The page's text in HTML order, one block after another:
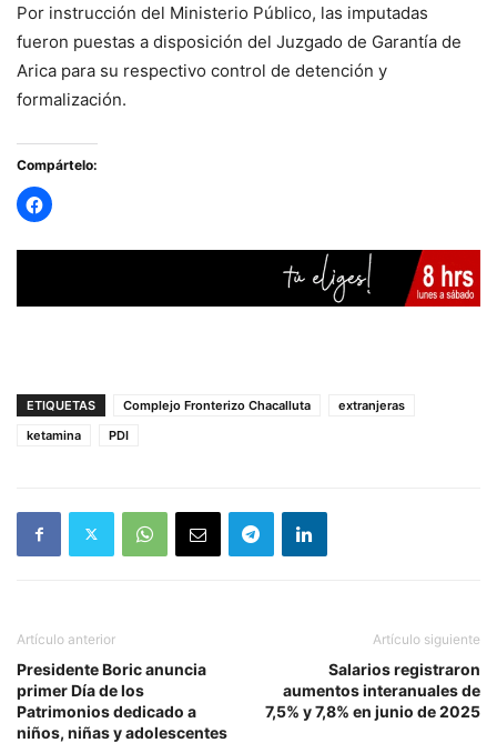
Por instrucción del Ministerio Público, las imputadas
fueron puestas a disposición del Juzgado de Garantía de
Arica para su respectivo control de detención y
formalización.
Compártelo:
ETIQUETAS Complejo Fronterizo Chacalluta
extranjeras
ketamina
PDI
Artículo anterior
Presidente Boric anuncia
primer Día de los
Patrimonios dedicado a
niños, niñas y adolescentes
Artículo siguiente
Salarios registraron
aumentos interanuales de
7,5% y 7,8% en junio de 2025